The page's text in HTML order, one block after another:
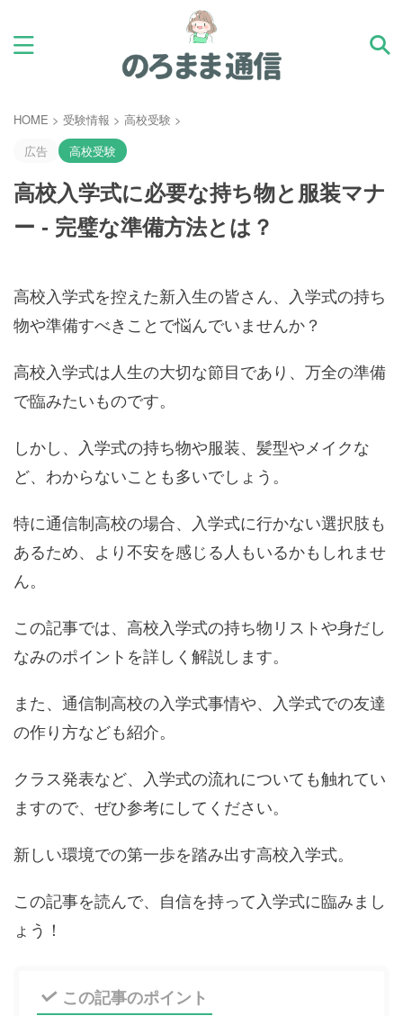
HOME > 受験情報 > 高校受験 >
広告
高校受験
高校入学式に必要な持ち物と服装マナ
ー - 完璧な準備方法とは？
高校入学式を控えた新入生の皆さん、入学式の持ち
物や準備すべきことで悩んでいませんか？
高校入学式は人生の大切な節目であり、万全の準備
で臨みたいものです。
しかし、入学式の持ち物や服装、髪型やメイクな
ど、わからないことも多いでしょう。
特に通信制高校の場合、入学式に行かない選択肢も
あるため、より不安を感じる人もいるかもしれませ
ん。
この記事では、高校入学式の持ち物リストや身だし
なみのポイントを詳しく解説します。
また、通信制高校の入学式事情や、入学式での友達
の作り方なども紹介。
クラス発表など、入学式の流れについても触れてい
ますので、ぜひ参考にしてください。
新しい環境での第一歩を踏み出す高校入学式。
この記事を読んで、自信を持って入学式に臨みまし
ょう！
この記事のポイント